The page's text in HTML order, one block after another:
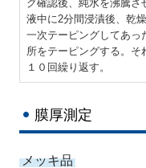
グ確認後、純水を沸騰さ
液中に2分間浸漬後、乾
一次テーピングしてあっ
所をテーピングする。そ
１０回繰り返す。
膜厚測定
メッキ品